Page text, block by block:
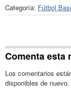
Categoría: Fútbol
Comenta esta
Los comentarios
disponibles de nuevo.